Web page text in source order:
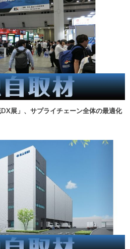
DX展」、サプライチェーン全体の最適化